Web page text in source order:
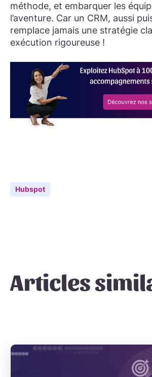
méthode, et embarquer les
l’aventure. Car un CRM, aussi
remplace jamais une stratégie
exécution rigoureuse !
Hubspot
Articles